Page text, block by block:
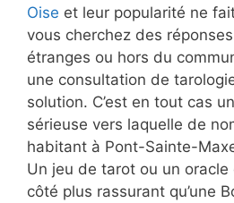
Oise et leur popularité ne
vous cherchez des
étranges ou hors du
une consultation de
solution. C’est en tout cas
sérieuse vers laquelle de
habitant à Pont-Sainte-
Un jeu de tarot ou un oracle
côté plus rassurant qu’une